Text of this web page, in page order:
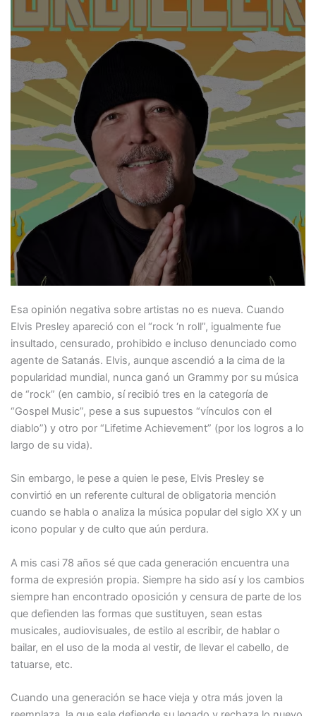
Esa opinión negativa sobre artistas no es nueva. Cuando
Elvis Presley apareció con el “rock ‘n roll”, igualmente fue
insultado, censurado, prohibido e incluso denunciado como
agente de Satanás. Elvis, aunque ascendió a la cima de la
popularidad mundial, nunca ganó un Grammy por su música
de “rock” (en cambio, sí recibió tres en la categoría de
“Gospel Music”, pese a sus supuestos “vínculos con el
diablo”) y otro por “Lifetime Achievement” (por los logros a lo
largo de su vida).
Sin embargo, le pese a quien le pese, Elvis Presley se
convirtió en un referente cultural de obligatoria mención
cuando se habla o analiza la música popular del siglo XX y un
icono popular y de culto que aún perdura.
A mis casi 78 años sé que cada generación encuentra una
forma de expresión propia. Siempre ha sido así y los cambios
siempre han encontrado oposición y censura de parte de los
que defienden las formas que sustituyen, sean estas
musicales, audiovisuales, de estilo al escribir, de hablar o
bailar, en el uso de la moda al vestir, de llevar el cabello, de
tatuarse, etc.
Cuando una generación se hace vieja y otra más joven la